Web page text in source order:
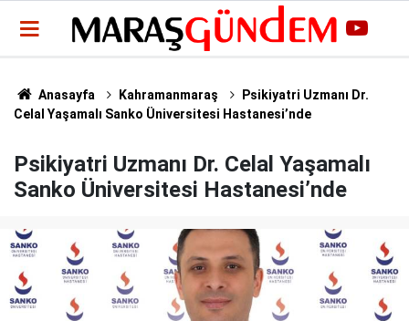
Anasayfa Kahramanmaraş
Psikiyatri Uzmanı Dr.
Celal Yaşamalı Sanko Üniversitesi Hastanesi’nde
Psikiyatri Uzmanı Dr. Celal Yaşamalı
Sanko Üniversitesi Hastanesi’nde